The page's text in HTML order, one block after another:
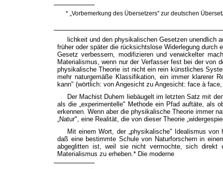
* „Vorbemerkung des Übersetzers" zur deutschen
lichkeit und den physikalischen Gesetzen unendlich
früher oder später die rücksichtslose Widerlegung durch
Gesetz verbessern, modifizieren und verwickelter
Materialismus, wenn nur der Verfasser fest bei der von
physikalische Theorie ist nicht ein rein künstliches
mehr naturgemäße Klassifikation, ein immer klarerer
kann" (wörtlich: von Angesicht zu Angesicht: face à
Der Machist Duhem liebäugelt im letzten Satz mit
als die „experimentelle" Methode ein Pfad auftäte, als
erkennen. Wenn aber die physikalische Theorie immer
„Natur", eine Realität, die von dieser Theorie
Mit einem Wort, der „physikalische" Idealismus
daß eine bestimmte Schule von Naturforschern in
abgeglitten ist, weil sie nicht vermochte, sich direkt
Materialismus zu erheben.* Die moderne